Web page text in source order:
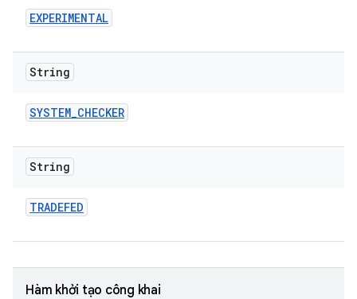
EXPERIMENTAL
String
SYSTEM_CHECKER
String
TRADEFED
Hàm khởi tạo công khai